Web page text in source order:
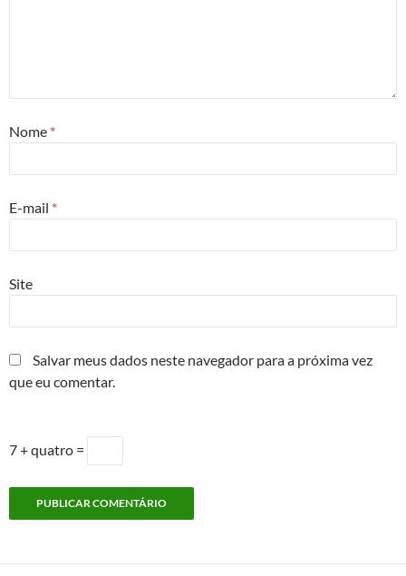
Nome *
E-mail *
Site
Salvar meus dados neste navegador para a próxima vez
que eu comentar.
7 + quatro =